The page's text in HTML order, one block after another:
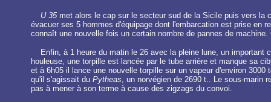
U 35met alors le cap sur le secteur sud de la Sicile puis vers la
évacuer ses 5 hommes d'équipage dont l'embarcation est prise en
connaît une nouvelle fois un certain nombre de pannes de
Enfin, à 1 heure du matin le 26 avec la pleine lune, un
houleuse, une torpille est lancée par le tube arrière et manque sa
et à 6h05 il lance une nouvelle torpille sur un vapeur d'environ
qu'il s'agissait du Pytheas, un norvégien de 2690 t.. Le sous-marin
pas à mener à son terme à cause des zigzags du convoi.